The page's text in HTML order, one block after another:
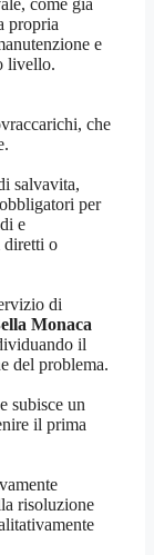
propria
e
livello.
che
salvavita,
per
e
diretti o
di
Monaca
il
del problema.
subisce un
il prima
risoluzione